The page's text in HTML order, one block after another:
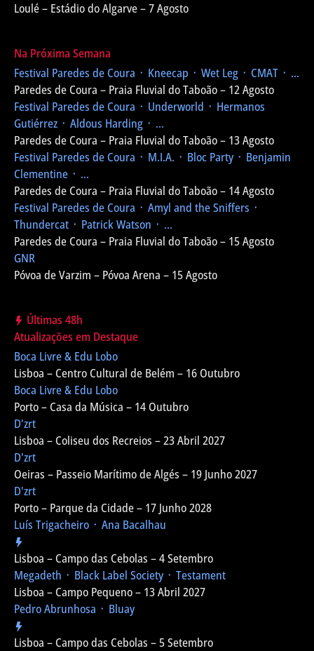
Loulé – Estádio do Algarve – 7 Agosto
Na Próxima Semana
Festival Paredes de Coura ᛫ Kneecap ᛫ Wet Leg ᛫ CMAT ᛫ ...
Paredes de Coura – Praia Fluvial do Taboão – 12 Agosto
Festival Paredes de Coura ᛫ Underworld ᛫ Hermanos
Gutiérrez ᛫ Aldous Harding ᛫ ...
Paredes de Coura – Praia Fluvial do Taboão – 13 Agosto
Festival Paredes de Coura ᛫ M.I.A. ᛫ Bloc Party ᛫ Benjamin
Clementine ᛫ ...
Paredes de Coura – Praia Fluvial do Taboão – 14 Agosto
Festival Paredes de Coura ᛫ Amyl and the Sniffers ᛫
Thundercat ᛫ Patrick Watson ᛫ ...
Paredes de Coura – Praia Fluvial do Taboão – 15 Agosto
GNR
Póvoa de Varzim – Póvoa Arena – 15 Agosto
Últimas 48h
Atualizações em Destaque
Boca Livre & Edu Lobo
Lisboa – Centro Cultural de Belém – 16 Outubro
Boca Livre & Edu Lobo
Porto – Casa da Música – 14 Outubro
D'zrt
Lisboa – Coliseu dos Recreios – 23 Abril 2027
D'zrt
Oeiras – Passeio Marítimo de Algés – 19 Junho 2027
D'zrt
Porto – Parque da Cidade – 17 Junho 2028
Luís Trigacheiro ᛫ Ana Bacalhau
Lisboa – Campo das Cebolas – 4 Setembro
Megadeth ᛫ Black Label Society ᛫ Testament
Lisboa – Campo Pequeno – 13 Abril 2027
Pedro Abrunhosa ᛫ Bluay
Lisboa – Campo das Cebolas – 5 Setembro